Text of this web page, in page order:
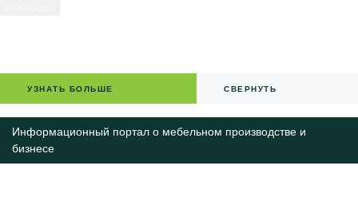
УЗНАТЬ БОЛЬШЕ СВЕРНУТЬ
Информационный портал о мебельном производстве и
бизнесе